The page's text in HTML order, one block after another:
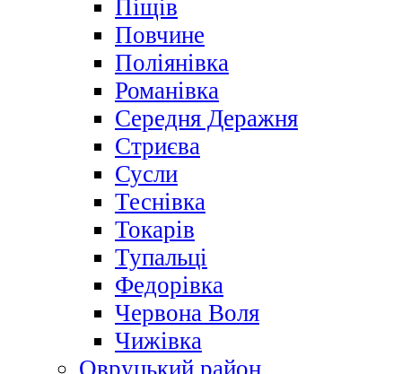
Піщів
Повчине
Поліянівка
Романівка
Середня Деражня
Стриєва
Сусли
Теснівка
Токарів
Тупальці
Федорівка
Червона Воля
Чижівка